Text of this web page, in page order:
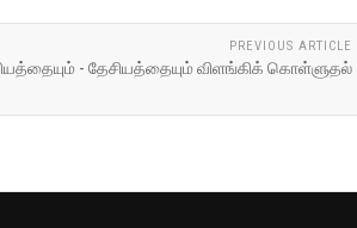
PREVIOUS ARTICLE
- தேசியத்தையும் விளங்கிக் கொள்ளுதல்